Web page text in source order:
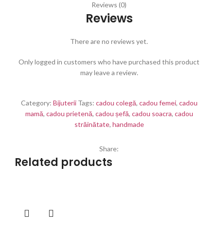
Reviews (0)
Reviews
There are no reviews yet.
Only logged in customers who have purchased this product
may leave a review.
Category: Bijuterii Tags: cadou colegă, cadou femei, cadou
mamă, cadou prietenă, cadou șefă, cadou soacra, cadou
străinătate, handmade
Share:
Related products